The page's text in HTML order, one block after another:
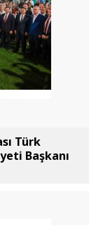
Türk
Başkanı